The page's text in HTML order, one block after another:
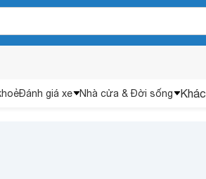
Đánh giá xe Nhà cửa & Đời sống Khác